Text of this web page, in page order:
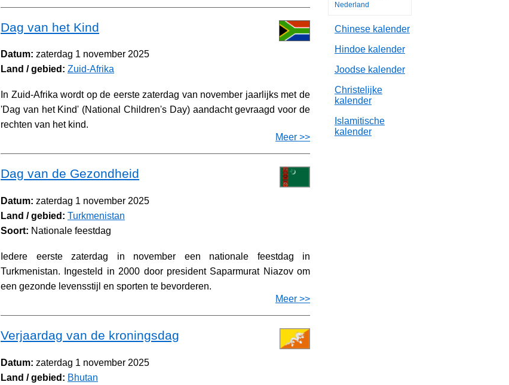
Dag van het Kind
Datum: zaterdag 1 november 2025
Land / gebied: Zuid-Afrika
In Zuid-Afrika wordt op de eerste zaterdag van november jaarlijks met de
'Dag van het Kind' (National Children's Day) aandacht gevraagd voor de
rechten van het kind.
Meer >>
Dag van de Gezondheid
Datum: zaterdag 1 november 2025
Land / gebied: Turkmenistan
Soort: Nationale feestdag
Iedere eerste zaterdag in november een nationale feestdag in
Turkmenistan. Ingesteld in 2000 door president Saparmurat Niazov om
een gezonde levensstijl en sporten te bevorderen.
Meer >>
Verjaardag van de kroningsdag
Datum: zaterdag 1 november 2025
Land / gebied: Bhutan
Nederland
Chinese kalender
Hindoe kalender
Joodse kalender
Christelijke
kalender
Islamitische
kalender